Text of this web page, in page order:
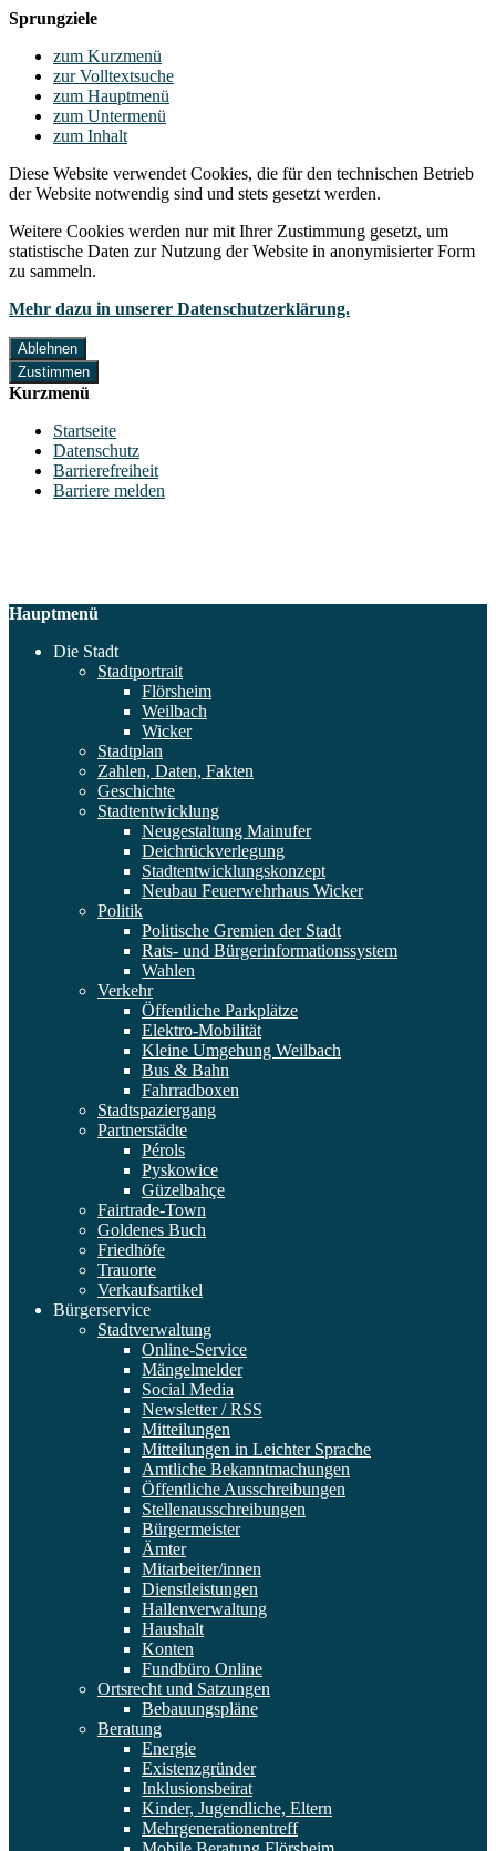
Sprungziele
zum Kurzmenü
zur Volltextsuche
zum Hauptmenü
zum Untermenü
zum Inhalt
Diese Website verwendet Cookies, die für den technischen Betrieb
der Website notwendig sind und stets gesetzt werden.
Weitere Cookies werden nur mit Ihrer Zustimmung gesetzt, um
statistische Daten zur Nutzung der Website in anonymisierter Form
zu sammeln.
Mehr dazu in unserer Datenschutzerklärung.
Ablehnen
Zustimmen
Kurzmenü
Startseite
Datenschutz
Barrierefreiheit
Barriere melden
Hauptmenü
Die Stadt
Stadtportrait
Flörsheim
Weilbach
Wicker
Stadtplan
Zahlen, Daten, Fakten
Geschichte
Stadtentwicklung
Neugestaltung Mainufer
Deichrückverlegung
Stadtentwicklungskonzept
Neubau Feuerwehrhaus Wicker
Politik
Politische Gremien der Stadt
Rats- und Bürgerinformationssystem
Wahlen
Verkehr
Öffentliche Parkplätze
Elektro-Mobilität
Kleine Umgehung Weilbach
Bus & Bahn
Fahrradboxen
Stadtspaziergang
Partnerstädte
Pérols
Pyskowice
Güzelbahçe
Fairtrade-Town
Goldenes Buch
Friedhöfe
Trauorte
Verkaufsartikel
Bürgerservice
Stadtverwaltung
Online-Service
Mängelmelder
Social Media
Newsletter / RSS
Mitteilungen
Mitteilungen in Leichter Sprache
Amtliche Bekanntmachungen
Öffentliche Ausschreibungen
Stellenausschreibungen
Bürgermeister
Ämter
Mitarbeiter/innen
Dienstleistungen
Hallenverwaltung
Haushalt
Konten
Fundbüro Online
Ortsrecht und Satzungen
Bebauungspläne
Beratung
Energie
Existenzgründer
Inklusionsbeirat
Kinder, Jugendliche, Eltern
Mehrgenerationentreff